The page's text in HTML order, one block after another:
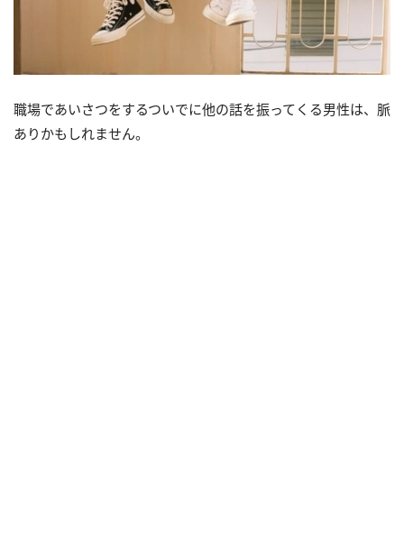
職場であいさつをするついでに他の話を振ってくる男性は、脈
ありかもしれません。